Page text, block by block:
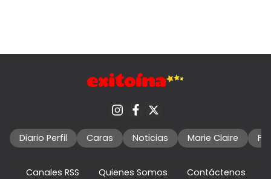
Diario Perfil Caras Noticias Marie Claire
Canales RSS Quienes Somos Contáctenos